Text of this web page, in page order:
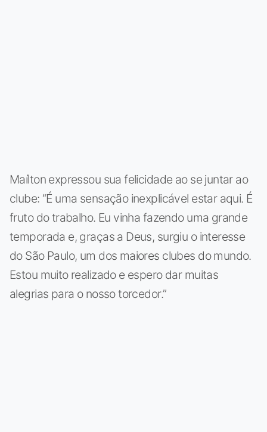
Maílton expressou sua felicidade ao se juntar ao
clube: “É uma sensação inexplicável estar aqui. É
fruto do trabalho. Eu vinha fazendo uma grande
temporada e, graças a Deus, surgiu o interesse
do São Paulo, um dos maiores clubes do mundo.
Estou muito realizado e espero dar muitas
alegrias para o nosso torcedor.”